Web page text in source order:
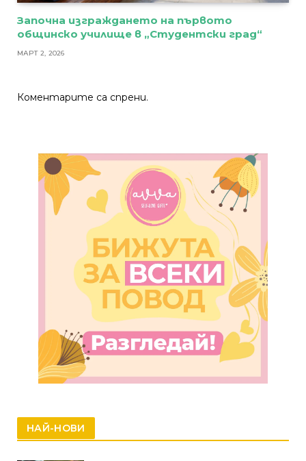
Започна изграждането на първото
общинско училище в „Студентски град“
МАРТ 2, 2026
Коментарите са спрени.
НАЙ-НОВИ